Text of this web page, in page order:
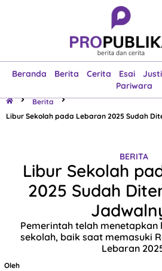
Beranda Berita Cerita Esai
Pariwara
Berita
Libur Sekolah pada Lebaran 2025 Sudah
BERITA
Libur Sekolah
2025 Sudah
Pemerintah telah menetapkan
sekolah, baik saat memasuki
Lebaran
Oleh